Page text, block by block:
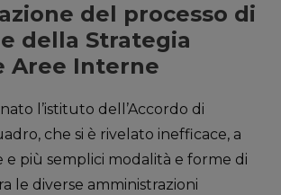
del processo di
della Strategia
Aree Interne
l’istituto dell’Accordo di
che si è rivelato inefficace, a
e più semplici modalità e forme di
le diverse amministrazioni